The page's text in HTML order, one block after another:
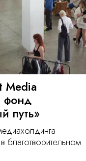
Media
фонд
путь»
благотворительном